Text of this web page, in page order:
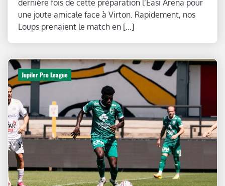
dernière fois de cette préparation l’Easi Arena pour
une joute amicale face à Virton. Rapidement, nos
Loups prenaient le match en […]
Jupiler Pro League